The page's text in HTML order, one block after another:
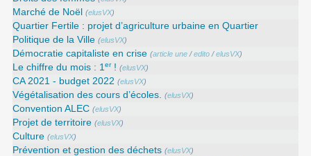
Marché de Noël (elusVX)
Quartier Fertile : projet d’agriculture urbaine en Quartier
Politique de la Ville (elusVX)
Démocratie capitaliste en crise (article une /edito /elusVX)
Le chiffre du mois : 1er! (elusVX)
CA 2021 - budget 2022 (elusVX)
Végétalisation des cours d’écoles. (elusVX)
Convention ALEC (elusVX)
Projet de territoire (elusVX)
Culture (elusVX)
Prévention et gestion des déchets (elusVX)